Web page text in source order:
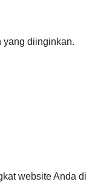
yang diinginkan.
website Anda di